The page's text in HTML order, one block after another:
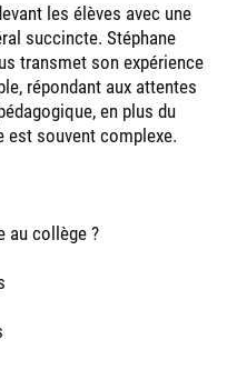
les élèves avec une
succincte. Stéphane
transmet son expérience
répondant aux attentes
en plus du
est souvent complexe.
au collège ?